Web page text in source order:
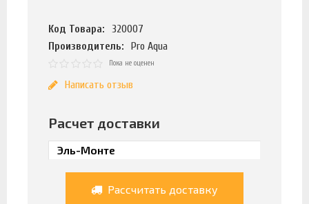
Код Товара:
320007
Производитель:
Pro Aqua
Пока не оценен
Написать отзыв
Расчет доставки
Рассчитать доставку